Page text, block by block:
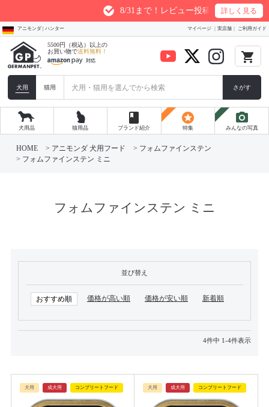
8/31まで！レビュー投稿1件につき最大
詳しく見る
アニモンダ | ハンター マイページ 実店舗 ご利用ガイド
5500円（税込）以上の
お買い物で送料無料！ local_grocery_store
犬用 猫用 さがす
犬用品 猫用品
book
ブランド紹介
stars
特集
photo_camera
みんなの写真
HOME アニモンダ 犬用フード
フォムファインステン
フォムファインステン ミニ
フォムファインステン ミニ
並び替え
おすすめ順 価格が高い順 価格が安い順 新着順
4件中 1-4件表示
犬用 成犬用 コンプリートフード 犬用 成犬用 コンプリートフード